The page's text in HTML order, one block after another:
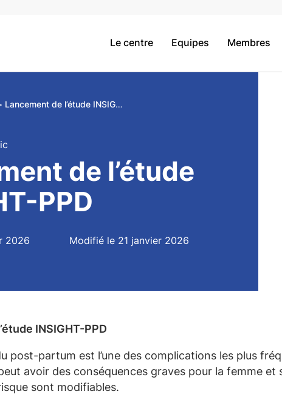
Le centre Equipes Membres
Lancement de l’étude INSIGHT-PPD
de l’étude
PPD
2026 Modifié le 21 janvier 2026
INSIGHT-PPD
post-partum est l’une des complications les plus
avoir des conséquences graves pour la femme
sont modifiables.